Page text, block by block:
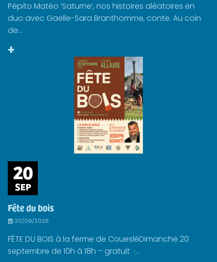
Pépito Matéo ‘Saturne’, nos histoires aléatoires en
duo avec Gaëlle-Sara Branthomme, conte. Au coin
de...
+
20
SEP
Fête du bois
20/09/2026
FÊTE DU BOIS à la ferme de CouesléDimanche 20
septembre de 10h à 18h – gratuit ·...